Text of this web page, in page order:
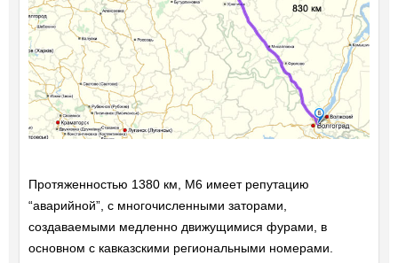
Протяженностью 1380 км, М6 имеет репутацию
“аварийной”, с многочисленными заторами,
создаваемыми медленно движущимися фурами, в
основном с кавказскими региональными номерами.